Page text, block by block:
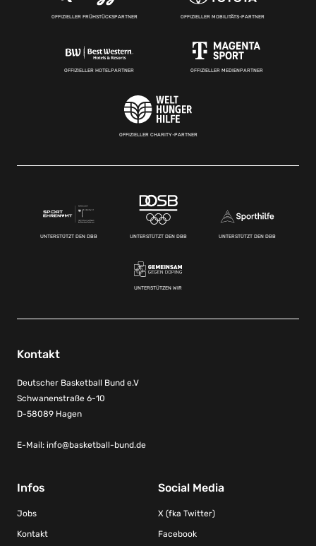
OFFIZIELLER FRÜHSTÜCKSPARTNER OFFIZIELLER MOBILITÄTS-PARTNER
OFFIZIELLER HOTELPARTNER OFFIZIELLER MEDIENPARTNER
OFFIZIELLER CHARITY-PARTNER
UNTERSTÜTZT DEN DBB UNTERSTÜTZT DEN DBB UNTERSTÜTZT DEN DBB
UNTERSTÜTZEN WIR
Kontakt
Deutscher Basketball Bund e.V
Schwanenstraße 6-10
D-58089 Hagen
E-Mail: info@basketball-bund.de
Infos
Jobs
Kontakt
Social Media
X (fka Twitter)
Facebook